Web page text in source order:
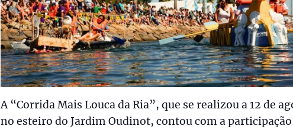
A “Corrida Mais Louca da Ria”, que se realizou a 12 de
no esteiro do Jardim Oudinot, contou com a participação